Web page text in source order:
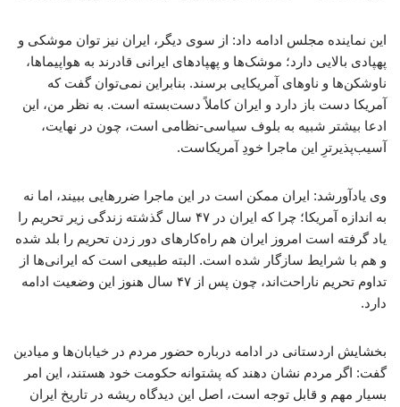
این نماینده مجلس ادامه داد: از سوی دیگر، ایران نیز توان موشکی و
پهپادی بالایی دارد؛ موشک‌ها و پهپادهای ایرانی قادرند به هواپیماها،
ناوشکن‌ها و ناوهای آمریکایی برسند. بنابراین نمی‌توان گفت که
آمریکا دست باز دارد و ایران کاملاً دست‌بسته است. به نظر من، این
ادعا بیشتر شبیه به بلوف سیاسی-نظامی است، چون در نهایت،
آسیب‌پذیرترِ این ماجرا خودِ آمریکاست.
وی یادآورشد: ایران ممکن است در این ماجرا ضررهایی ببیند، اما نه
به اندازه‌ آمریکا؛ چرا که ایران در ۴۷ سال گذشته زندگی زیر تحریم را
یاد گرفته است امروز ایران هم راه‌کارهای دور زدن تحریم را بلد شده
و هم با شرایط سازگار شده است. البته طبیعی است که ایرانی‌ها از
تداوم تحریم ناراحت‌اند، چون پس از ۴۷ سال هنوز این وضعیت ادامه
دارد.
بخشایش اردستانی در ادامه درباره حضور مردم در خیابان‌ها و میادین
گفت: اگر مردم نشان دهند که پشتوانه‌ حکومت خود هستند، این امر
بسیار مهم و قابل توجه است، اصل این دیدگاه ریشه در تاریخ ایران